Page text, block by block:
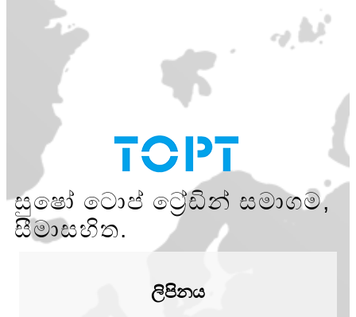
සුෂෝ ටොප් ට්‍රේඩින් සමාගම,
සීමාසහිත.
ලිපිනය